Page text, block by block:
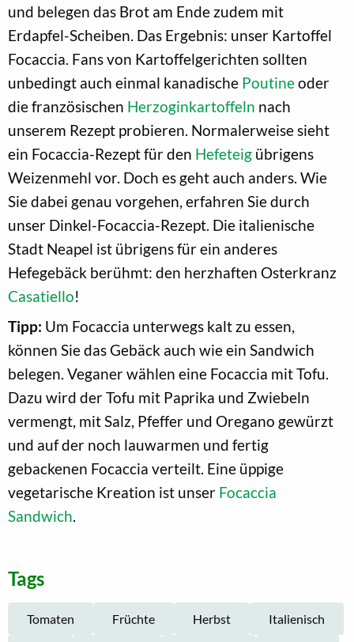
und belegen das Brot am Ende zudem mit
Erdapfel-Scheiben. Das Ergebnis: unser Kartoffel
Focaccia. Fans von Kartoffelgerichten sollten
unbedingt auch einmal kanadische Poutineoder
die französischen Herzoginkartoffeln nach
unserem Rezept probieren. Normalerweise sieht
ein Focaccia-Rezept für den Hefeteig übrigens
Weizenmehl vor. Doch es geht auch anders. Wie
Sie dabei genau vorgehen, erfahren Sie durch
unser Dinkel-Focaccia-Rezept. Die italienische
Stadt Neapel ist übrigens für ein anderes
Hefegebäck berühmt: den herzhaften Osterkranz
Casatiello!
Tipp: Um Focaccia unterwegs kalt zu essen,
können Sie das Gebäck auch wie ein Sandwich
belegen. Veganer wählen eine Focaccia mit Tofu.
Dazu wird der Tofu mit Paprika und Zwiebeln
vermengt, mit Salz, Pfeffer und Oregano gewürzt
und auf der noch lauwarmen und fertig
gebackenen Focaccia verteilt. Eine üppige
vegetarische Kreation ist unser Focaccia
Sandwich.
Tags
Tomaten Früchte Herbst Italienisch